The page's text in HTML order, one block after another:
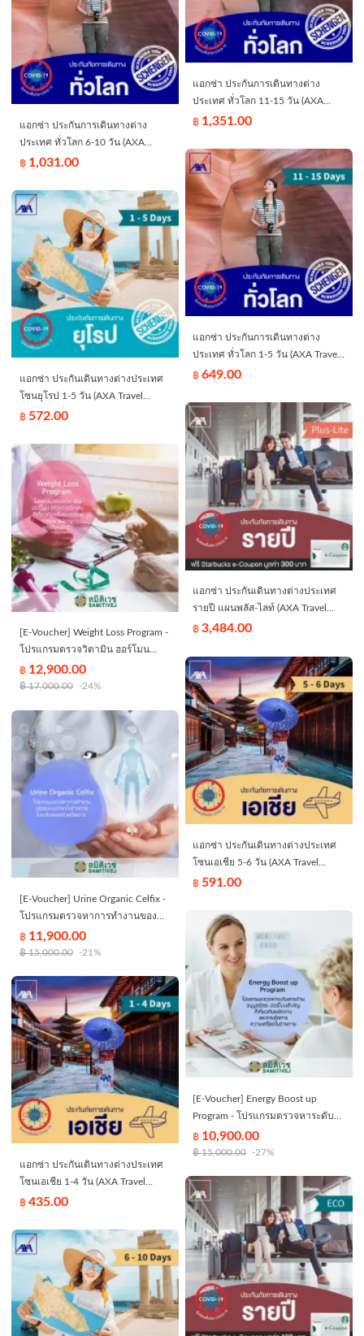
แอกซ่า ประกันการเดินทางต่าง
ประเทศ ทั่วโลก 6-10 วัน (AXA
Travel Insurance - Worldwide 6-10
เที่ยวในประเทศไทย/Does not
include domestic travel within
฿ 1,031.00
แอกซ่า ประกันเดินทางต่างประเทศ
โซนยุโรป 1-5 วัน (AXA Travel
Insurance - Europe 1-5 days)
฿ 572.00
[E-Voucher] Weight Loss Program -
โปรแกรมตรวจวิตามิน ฮอร์โมน
ภาวะการอักเสบที่เกี่ยวข้องกับระบบ
ของการเผาผลาญและน้ำหนักตัว -
฿ 12,900.00
฿17,000.00 -24%
[E-Voucher] Urine Organic Celfix -
โปรแกรมตรวจหาการทำงานของ
ระบบต่างๆในร่างกายในระดับเซลล์
ด้วยปัสสาวะ - สมิติเวชศรีนครินทร์
฿ 11,900.00
฿15,000.00 -21%
แอกซ่า ประกันเดินทางต่างประเทศ
โซนเอเชีย 1-4 วัน (AXA Travel
Insurance - Asia 1-4 days)
฿ 435.00
แอกซ่า ประกันการเดินทางต่าง
ประเทศ ทั่วโลก 11-15 วัน (AXA
Travel Insurance - Worldwide 11-15
เที่ยวในประเทศไทย/Does not
include domestic travel within
Thailand*
฿ 1,351.00
แอกซ่า ประกันการเดินทางต่าง
ประเทศ ทั่วโลก 1-5 วัน (AXA Travel
Insurance - Worldwide 1-5 days)
ประเทศไทย/Does not include
domestic travel within Thailand*
฿649.00
แอกซ่า ประกันเดินทางต่างประเทศ
รายปี แผนพลัส-ไลท์ (AXA Travel
Insurance - Plus Lite Annual Trip) -
ประเทศไทย/Does not include
domestic travel within Thailand
฿3,484.00
แอกซ่า ประกันเดินทางต่างประเทศ
โซนเอเชีย 5-6 วัน (AXA Travel
Insurance - Asia 5-6 days)
฿ 591.00
[E-Voucher] Energy Boost up
Program - โปรแกรมตรวจหาระดับ
สารต้านอนุมูลอิสระ ฮอร์โมนสำคัญที่
เกี่ยวกับพลังงานและการจัดการ
ศรีนครินทร์
฿ 10,900.00
฿15,000.00 -27%